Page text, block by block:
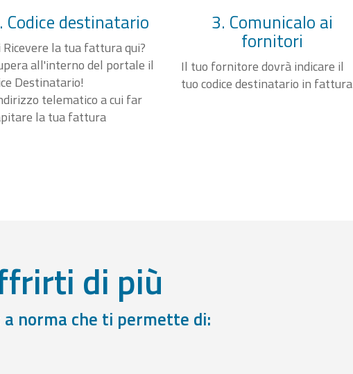
Codice destinatario
Ricevere la tua fattura qui?
all'interno del portale il
Destinatario!
telematico a cui far
la tua fattura
3. Comunicalo ai
fornitori
Il tuo fornitore dovrà indicare il
tuo codice destinatario in fattura
di più
norma che ti permette di: